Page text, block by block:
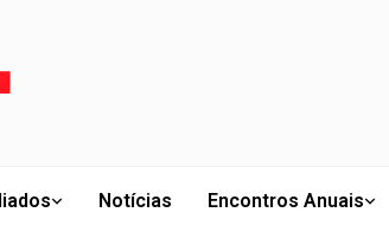
Notícias Encontros Anuais